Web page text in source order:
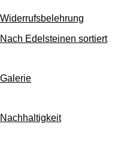
Widerrufsbelehrung
Nach Edelsteinen sortiert
Galerie
Nachhaltigkeit